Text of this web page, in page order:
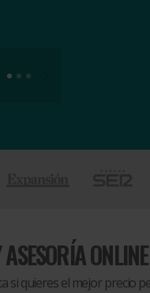
si quieres el mejor precio